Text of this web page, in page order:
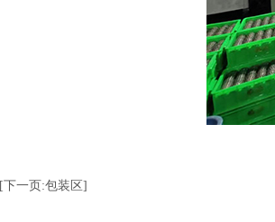
[下一页:包装区]